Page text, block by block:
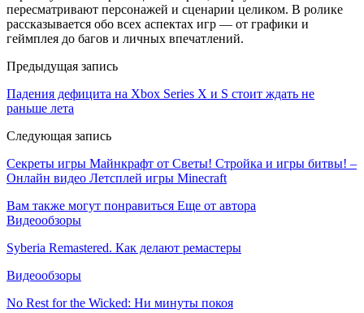
пересматривают персонажей и сценарии целиком. В ролике
рассказывается обо всех аспектах игр — от графики и
геймплея до багов и личных впечатлений.
Предыдущая запись
Падения дефицита на Xbox Series X и S стоит ждать не
раньше лета
Следующая запись
Секреты игры Майнкрафт от Светы! Стройка и игры битвы! –
Онлайн видео Летсплей игры Minecraft
Вам также могут понравиться Еще от автора
Видеообзоры
Syberia Remastered. Как делают ремастеры
Видеообзоры
No Rest for the Wicked: Ни минуты покоя